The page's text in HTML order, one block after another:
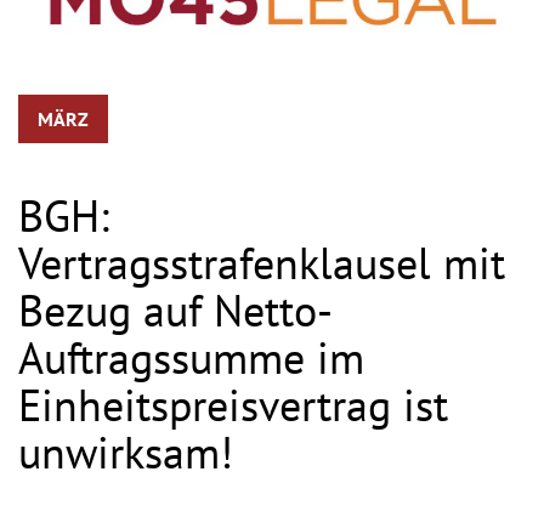
MÄRZ
BGH:
Vertragsstrafenklausel mit
Bezug auf Netto-
Auftragssumme im
Einheitspreisvertrag ist
unwirksam!